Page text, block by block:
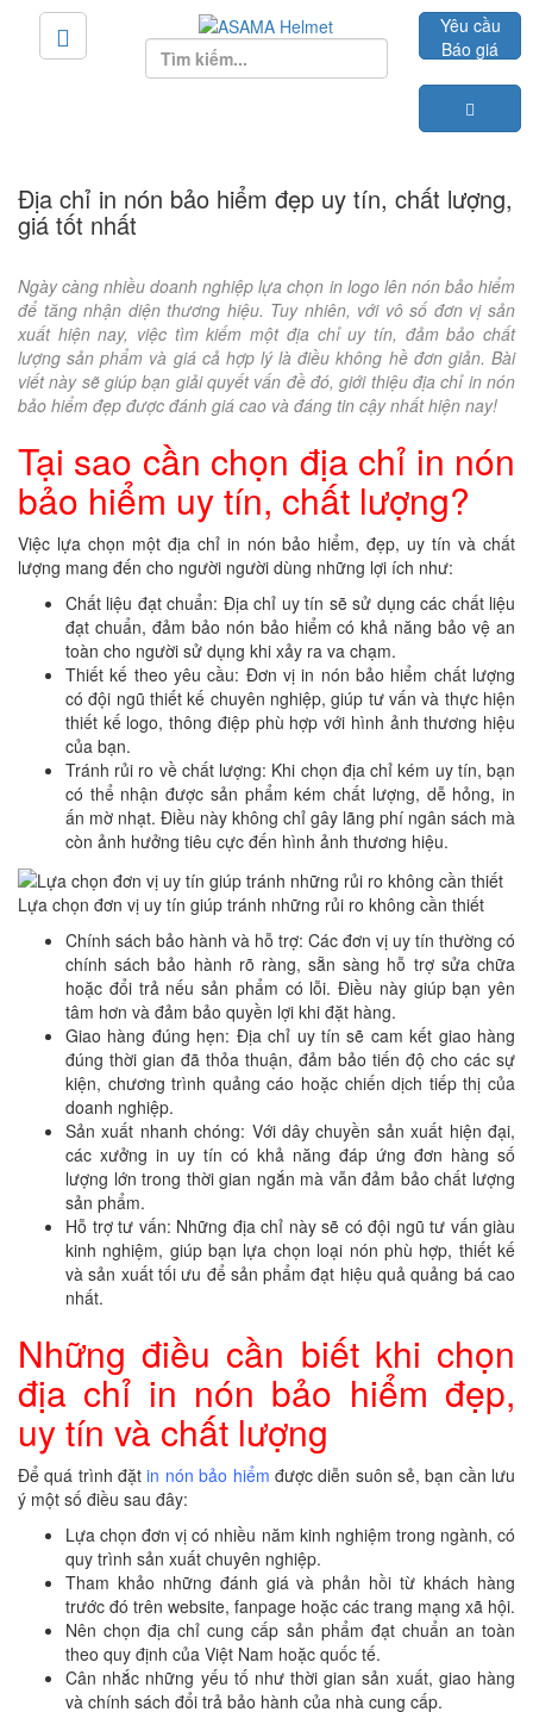
Yêu cầu
Báo giá
Địa chỉ in nón bảo hiểm đẹp uy tín, chất lượng,
giá tốt nhất
Ngày càng nhiều doanh nghiệp lựa chọn in logo lên nón bảo hiểm
để tăng nhận diện thương hiệu. Tuy nhiên, với vô số đơn vị sản
xuất hiện nay, việc tìm kiếm một địa chỉ uy tín, đảm bảo chất
lượng sản phẩm và giá cả hợp lý là điều không hề đơn giản. Bài
viết này sẽ giúp bạn giải quyết vấn đề đó, giới thiệu địa chỉ in nón
bảo hiểm đẹp được đánh giá cao và đáng tin cậy nhất hiện nay!
Tại sao cần chọn địa chỉ in nón
bảo hiểm uy tín, chất lượng?
Việc lựa chọn một địa chỉ in nón bảo hiểm, đẹp, uy tín và chất
lượng mang đến cho người người dùng những lợi ích như:
Chất liệu đạt chuẩn: Địa chỉ uy tín sẽ sử dụng các chất liệu
đạt chuẩn, đảm bảo nón bảo hiểm có khả năng bảo vệ an
toàn cho người sử dụng khi xảy ra va chạm.
Thiết kế theo yêu cầu: Đơn vị in nón bảo hiểm chất lượng
có đội ngũ thiết kế chuyên nghiệp, giúp tư vấn và thực hiện
thiết kế logo, thông điệp phù hợp với hình ảnh thương hiệu
của bạn.
Tránh rủi ro về chất lượng: Khi chọn địa chỉ kém uy tín, bạn
có thể nhận được sản phẩm kém chất lượng, dễ hỏng, in
ấn mờ nhạt. Điều này không chỉ gây lãng phí ngân sách mà
còn ảnh hưởng tiêu cực đến hình ảnh thương hiệu.
Lựa chọn đơn vị uy tín giúp tránh những rủi ro không cần thiết
Chính sách bảo hành và hỗ trợ: Các đơn vị uy tín thường có
chính sách bảo hành rõ ràng, sẵn sàng hỗ trợ sửa chữa
hoặc đổi trả nếu sản phẩm có lỗi. Điều này giúp bạn yên
tâm hơn và đảm bảo quyền lợi khi đặt hàng.
Giao hàng đúng hẹn: Địa chỉ uy tín sẽ cam kết giao hàng
đúng thời gian đã thỏa thuận, đảm bảo tiến độ cho các sự
kiện, chương trình quảng cáo hoặc chiến dịch tiếp thị của
doanh nghiệp.
Sản xuất nhanh chóng: Với dây chuyền sản xuất hiện đại,
các xưởng in uy tín có khả năng đáp ứng đơn hàng số
lượng lớn trong thời gian ngắn mà vẫn đảm bảo chất lượng
sản phẩm.
Hỗ trợ tư vấn: Những địa chỉ này sẽ có đội ngũ tư vấn giàu
kinh nghiệm, giúp bạn lựa chọn loại nón phù hợp, thiết kế
và sản xuất tối ưu để sản phẩm đạt hiệu quả quảng bá cao
nhất.
Những điều cần biết khi chọn
địa chỉ in nón bảo hiểm đẹp,
uy tín và chất lượng
Để quá trình đặtin nón bảo hiểm được diễn suôn sẻ, bạn cần lưu
ý một số điều sau đây:
Lựa chọn đơn vị có nhiều năm kinh nghiệm trong ngành, có
quy trình sản xuất chuyên nghiệp.
Tham khảo những đánh giá và phản hồi từ khách hàng
trước đó trên website, fanpage hoặc các trang mạng xã hội.
Nên chọn địa chỉ cung cấp sản phẩm đạt chuẩn an toàn
theo quy định của Việt Nam hoặc quốc tế.
Cân nhắc những yếu tố như thời gian sản xuất, giao hàng
và chính sách đổi trả bảo hành của nhà cung cấp.